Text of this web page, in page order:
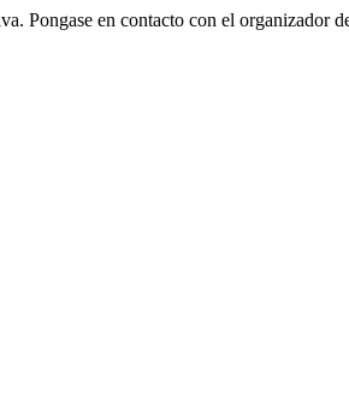
Pongase en contacto con el organizador